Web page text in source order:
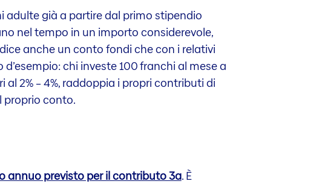
adulte già a partire dal primo stipendio
nel tempo in un importo considerevole,
anche un conto fondi che con i relativi
chi investe 100 franchi al mese a
2% – 4%, raddoppia i propri contributi di
proprio conto.
annuo previsto per il contributo 3a. È